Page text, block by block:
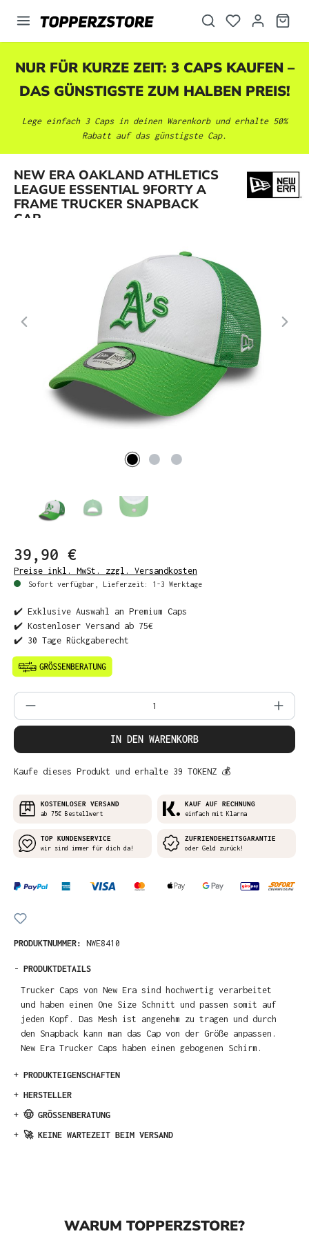
springen
NUR FÜR KURZE ZEIT: 3 CAPS KAUFEN –
DAS GÜNSTIGSTE ZUM HALBEN PREIS!
Lege einfach 3 Caps in deinen Warenkorb und erhalte 50%
Rabatt auf das günstigste Cap.
NEW ERA OAKLAND ATHLETICS
LEAGUE ESSENTIAL 9FORTY A
FRAME TRUCKER SNAPBACK
CAP
Bildergalerie überspringen
39,90 €
Preise inkl. MwSt. zzgl. Versandkosten
Sofort verfügbar, Lieferzeit: 1-3 Werktage
✔️ Exklusive Auswahl an Premium Caps
✔️ Kostenloser Versand ab 75€
✔️ 30 Tage Rückgaberecht
Produkt Anzahl: Gib den gewünschten
IN DEN WARENKORB
Kaufe dieses Produkt und erhalte 39 TOKENZ 💰
KOSTENLOSER VERSAND
ab 75€ Bestellwert
KAUF AUF RECHNUNG
einfach mit Klarna
TOP KUNDENSERVICE
wir sind immer für dich da!
ZUFRIENDEHEITSGARANTIE
oder Geld zurück!
PRODUKTNUMMER: NWE8410
- PRODUKTDETAILS
Trucker Caps von New Era sind hochwertig verarbeitet
und haben einen One Size Schnitt und passen somit auf
jeden Kopf. Das Mesh ist angenehm zu tragen und durch
den Snapback kann man das Cap von der Größe anpassen.
New Era Trucker Caps haben einen gebogenen Schirm.
+ PRODUKTEIGENSCHAFTEN
+ HERSTELLER
+ 🤠 GRÖSSENBERATUNG
+ 🚀 KEINE WARTEZEIT BEIM VERSAND
WARUM TOPPERZSTORE?